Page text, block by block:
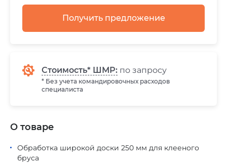
Получить предложение
Стоимость* ШМР: по запросу
* Без учета командировочных расходов
специалиста
Обработка широкой доски 250 мм для клееного
бруса
О товаре